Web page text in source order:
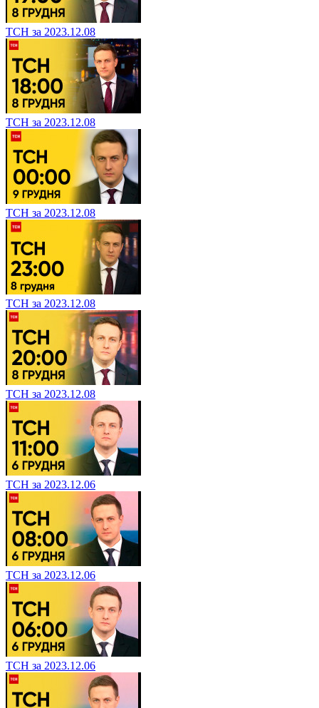
ТСН за 2023.12.08
ТСН за 2023.12.08
ТСН за 2023.12.08
ТСН за 2023.12.08
ТСН за 2023.12.08
ТСН за 2023.12.06
ТСН за 2023.12.06
ТСН за 2023.12.06